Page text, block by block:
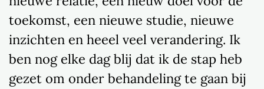
toekomst, een nieuwe studie, nieuwe
inzichten en heeel veel verandering. Ik
ben nog elke dag blij dat ik de stap heb
gezet om onder behandeling te gaan bij